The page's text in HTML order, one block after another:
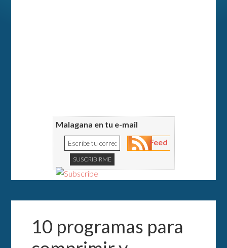
Malagana en tu e-mail
Feed
10 programas para